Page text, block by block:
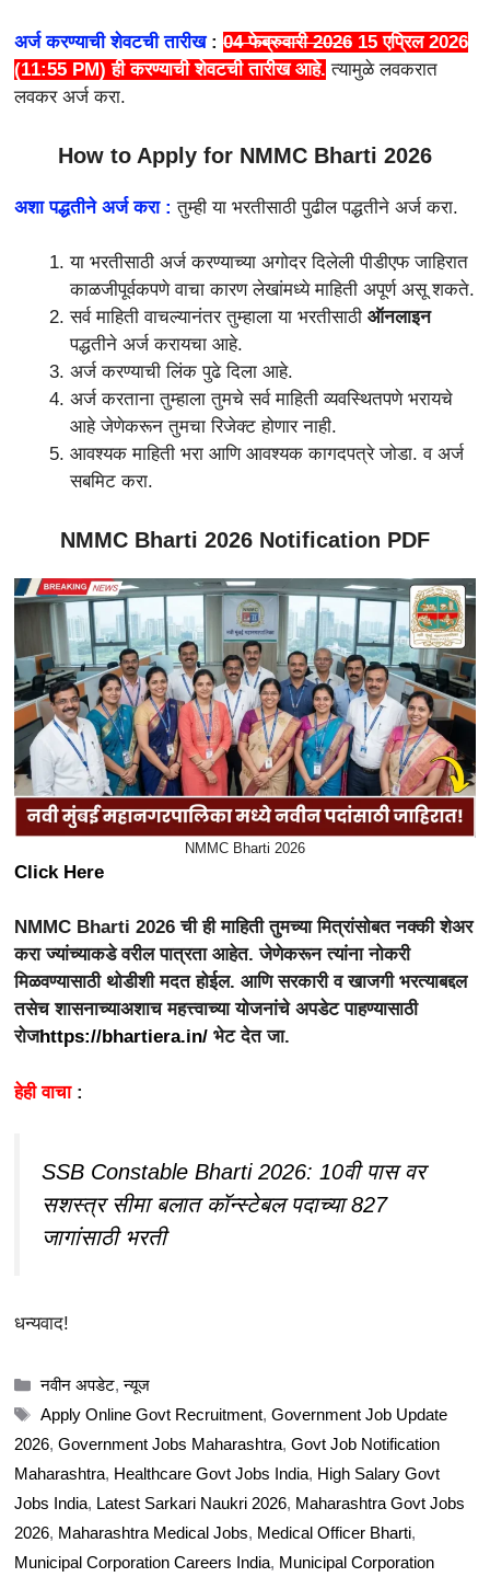
अर्ज करण्याची शेवटची तारीख : 04 फेब्रुवारी 2026 15 एप्रिल 2026
(11:55 PM) ही करण्याची शेवटची तारीख आहे. त्यामुळे लवकरात
लवकर अर्ज करा.
How to Apply for NMMC Bharti 2026
अशा पद्धतीने अर्ज करा : तुम्ही या भरतीसाठी पुढील पद्धतीने अर्ज करा.
या भरतीसाठी अर्ज करण्याच्या अगोदर दिलेली पीडीएफ जाहिरात
काळजीपूर्वकपणे वाचा कारण लेखांमध्ये माहिती अपूर्ण असू शकते.
सर्व माहिती वाचल्यानंतर तुम्हाला या भरतीसाठी ऑनलाइन
पद्धतीने अर्ज करायचा आहे.
अर्ज करण्याची लिंक पुढे दिला आहे.
अर्ज करताना तुम्हाला तुमचे सर्व माहिती व्यवस्थितपणे भरायचे
आहे जेणेकरून तुमचा रिजेक्ट होणार नाही.
आवश्यक माहिती भरा आणि आवश्यक कागदपत्रे जोडा. व अर्ज
सबमिट करा.
NMMC Bharti 2026 Notification PDF
NMMC Bharti 2026
Click Here
NMMC Bharti 2026 ची ही माहिती तुमच्या मित्रांसोबत नक्की शेअर
करा ज्यांच्याकडे वरील पात्रता आहेत. जेणेकरून त्यांना नोकरी
मिळवण्यासाठी थोडीशी मदत होईल. आणि सरकारी व खाजगी भरत्याबद्दल
तसेच शासनाच्याअशाच महत्त्वाच्या योजनांचे अपडेट पाहण्यासाठी
रोजhttps://bhartiera.in/ भेट देत जा.
हेही वाचा :
SSB Constable Bharti 2026: 10वी पास वर
सशस्त्र सीमा बलात कॉन्स्टेबल पदाच्या 827
जागांसाठी भरती
धन्यवाद!
Categories
नवीन अपडेट,न्यूज
Tags
Apply Online Govt Recruitment, Government Job Update
2026, Government Jobs Maharashtra, Govt Job Notification
Maharashtra, Healthcare Govt Jobs India, High Salary Govt
Jobs India, Latest Sarkari Naukri 2026, Maharashtra Govt Jobs
2026, Maharashtra Medical Jobs, Medical Officer Bharti,
Municipal Corporation Careers India, Municipal Corporation